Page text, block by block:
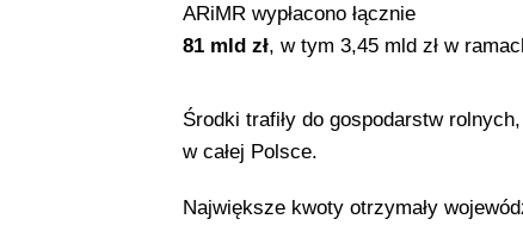
ARiMR wypłacono łącznie
81 mld zł, w tym 3,45 mld zł w
Środki trafiły do gospodarstw
w całej Polsce.
Największe kwoty otrzymały